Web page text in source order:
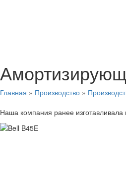
Главная » Производство »
Наша компания ранее